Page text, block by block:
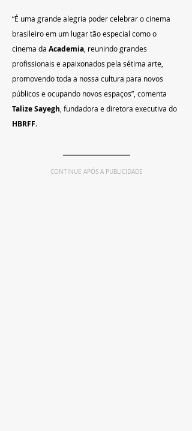
“É uma grande alegria poder celebrar o cinema
brasileiro em um lugar tão especial como o
cinema da Academia , reunindo grandes
profissionais e apaixonados pela sétima arte,
promovendo toda a nossa cultura para novos
públicos e ocupando novos espaços”, comenta
Talize Sayegh , fundadora e diretora executiva do
HBRFF.
CONTINUE APÓS A PUBLICIDADE